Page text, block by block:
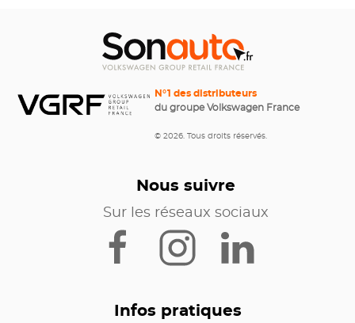
N°1 des distributeurs
du groupe Volkswagen France
© 2026. Tous droits réservés.
Nous suivre
Sur les réseaux sociaux
Infos pratiques